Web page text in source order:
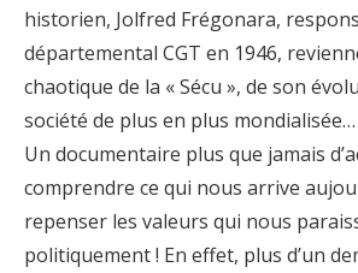
historien, Jolfred Frégonara,
départemental CGT en 1946,
chaotique de la « Sécu », de son
société de plus en plus mondialisée…
Un documentaire plus que jamais
comprendre ce qui nous arrive
repenser les valeurs qui nous
politiquement ! En effet, plus d’un